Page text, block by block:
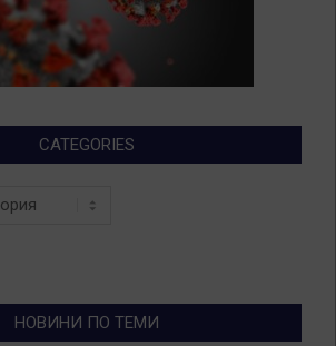
CATEGORIES
НОВИНИ ПО ТЕМИ